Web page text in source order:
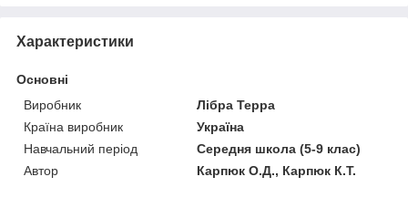
Характеристики
Основні
Виробник
Лібра Терра
Країна виробник
Україна
Навчальний період
Середня школа (5-9 клас)
Автор
Карпюк О.Д., Карпюк К.Т.